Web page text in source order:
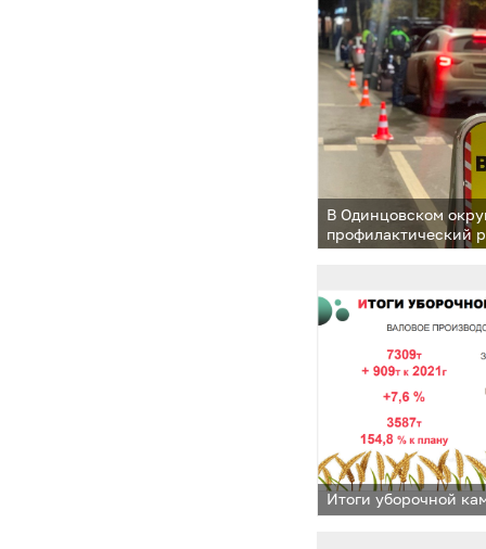
В Одинцовском
профилактический
водитель»
Итоги уборочной